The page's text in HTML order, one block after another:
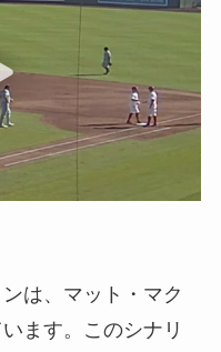
は、マット・マク
ます。このシナリ